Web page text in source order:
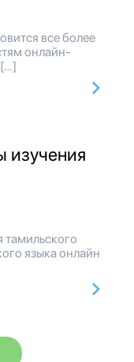
все более
онлайн-
изучения
языка онлайн